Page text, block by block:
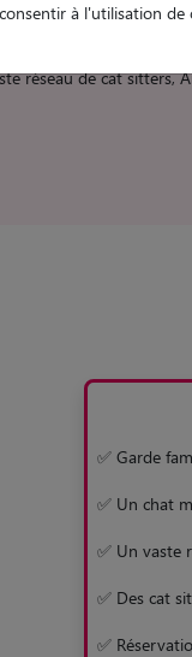
réseau de cat
✅ Garde
✅ Un chat
✅ Un vaste
✅ Des cat
✅
à l'utilisation